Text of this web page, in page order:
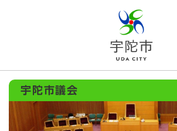
メニューを飛ばして本文へ
宇陀市議会